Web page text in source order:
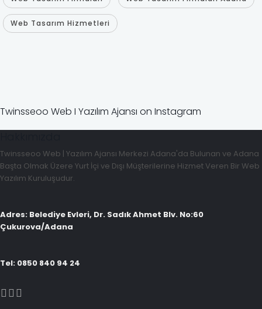
Web Tasarım Hizmetleri
Twinsseoo Web I Yazılım Ajansı on Instagram
Twinsseoo Web | Yazılım Ajansı Merkezi Adana'da Bulunan ve Adana
Başta Olmak Üzere Yurt İçi ve Dışı Müşterilerine Hizmet Veren Bir Web
Yazılım Kuruluşudur.
Adres: Belediye Evleri, Dr. Sadık Ahmet Blv. No:60
Çukurova/Adana
Tel: 0850 840 94 24